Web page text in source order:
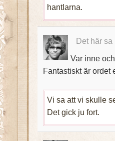
hantlarna.
Det här sa
Var inne
Fantastiskt är
Vi sa att vi skulle
Det gick ju fort.